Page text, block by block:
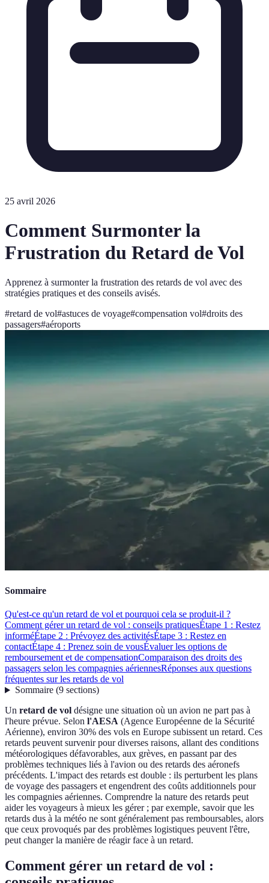
25 avril 2026
Comment Surmonter la
Frustration du Retard de Vol
Apprenez à surmonter la frustration des retards de vol avec des
stratégies pratiques et des conseils avisés.
#retard de vol#astuces de voyage#compensation vol#droits des
passagers#aéroports
Sommaire
Qu'est-ce qu'un retard de vol et pourquoi cela se produit-il ?
Comment gérer un retard de vol : conseils pratiquesÉtape 1 : Restez
informéÉtape 2 : Prévoyez des activitésÉtape 3 : Restez en
contactÉtape 4 : Prenez soin de vousÉvaluer les options de
remboursement et de compensationComparaison des droits des
passagers selon les compagnies aériennesRéponses aux questions
fréquentes sur les retards de vol
Sommaire(9 sections)
Un retard de vol désigne une situation où un avion ne part pas à
l'heure prévue. Selon l'AESA (Agence Européenne de la Sécurité
Aérienne), environ 30% des vols en Europe subissent un retard. Ces
retards peuvent survenir pour diverses raisons, allant des conditions
météorologiques défavorables, aux grèves, en passant par des
problèmes techniques liés à l'avion ou des retards des aéronefs
précédents. L'impact des retards est double : ils perturbent les plans
de voyage des passagers et engendrent des coûts additionnels pour
les compagnies aériennes. Comprendre la nature des retards peut
aider les voyageurs à mieux les gérer ; par exemple, savoir que les
retards dus à la météo ne sont généralement pas remboursables, alors
que ceux provoqués par des problèmes logistiques peuvent l'être,
peut changer la manière de réagir face à un retard.
Comment gérer un retard de vol :